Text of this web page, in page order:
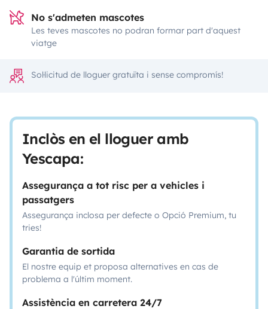
No s'admeten mascotes
Les teves mascotes no podran formar part d'aquest
viatge
Sol·licitud de lloguer gratuïta i sense compromís!
Inclòs en el lloguer amb
Yescapa:
Assegurança a tot risc per a vehicles i
passatgers
Assegurança inclosa per defecte o Opció Premium, tu
tries!
Garantia de sortida
El nostre equip et proposa alternatives en cas de
problema a l'últim moment.
Assistència en carretera 24/7